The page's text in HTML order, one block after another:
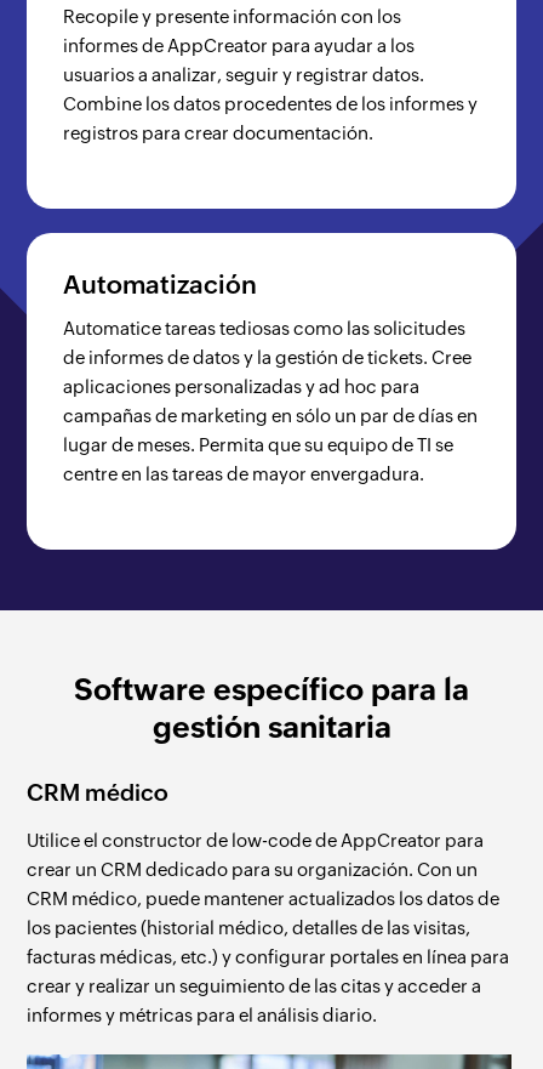
Recopile y presente información con los
informes de AppCreator para ayudar a los
usuarios a analizar, seguir y registrar datos.
Combine los datos procedentes de los informes y
registros para crear documentación.
Automatización
Automatice tareas tediosas como las solicitudes
de informes de datos y la gestión de tickets. Cree
aplicaciones personalizadas y ad hoc para
campañas de marketing en sólo un par de días en
lugar de meses. Permita que su equipo de TI se
centre en las tareas de mayor envergadura.
Software específico para la
gestión sanitaria
CRM médico
Utilice el constructor de low-code de AppCreator para
crear un CRM dedicado para su organización. Con un
CRM médico, puede mantener actualizados los datos de
los pacientes (historial médico, detalles de las visitas,
facturas médicas, etc.) y configurar portales en línea para
crear y realizar un seguimiento de las citas y acceder a
informes y métricas para el análisis diario.